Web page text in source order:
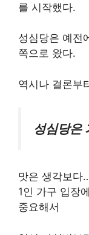
를 시작했다.
성심당은 예전
쪽으로 왔다.
역시나 결론부
성심당은
맛은 생각보다
1인 가구 입장
중요해서